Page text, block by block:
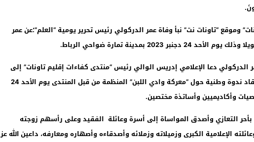
وموقع “تاونات نت” نبأ وفاة عمر الدركولي رئيس تحرير يومية “العلم”؛عن عمر
دعا الإعلامي إدريس الوالي رئيس “منتدى كفاءات إقليم تاونات” إلى
قراءة الفاتحة على المرحوم خلال إنعقاد ندوة وطنية حول “معركة وادي اللبن” المنظمة من قبل المنتدى يوم الأحد 24
وأكاديميين وأساتذة مختصين.
التعازي وأصدق المواساة إلى أسرة وعائلة الفقيد وعلى رأسهم زوجته
الإعلامية الكبرى وزميلاته وزملائه وأصدقاءه وأصهاره ومعارفه، داعين الله عز